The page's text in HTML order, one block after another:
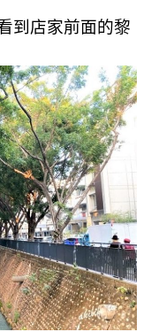
到店家前面的黎